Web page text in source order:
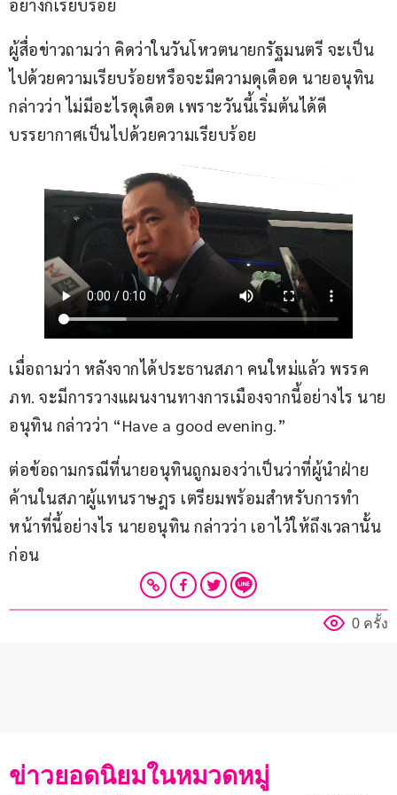
อย่างก็เรียบร้อย
ผู้สื่อข่าวถามว่า คิดว่าในวันโหวตนายกรัฐมนตรี จะเป็น
ไปด้วยความเรียบร้อยหรือจะมีความดุเดือด นายอนุทิน
กล่าวว่า ไม่มีอะไรดุเดือด เพราะวันนี้เริ่มต้นได้ดี
บรรยากาศเป็นไปด้วยความเรียบร้อย
เมื่อถามว่า หลังจากได้ประธานสภา คนใหม่แล้ว พรรค
ภท. จะมีการวางแผนงานทางการเมืองจากนี้อย่างไร นาย
อนุทิน กล่าวว่า “Have a good evening.”
ต่อข้อถามกรณีที่นายอนุทินถูกมองว่าเป็นว่าที่ผู้นำฝ่าย
ค้านในสภาผู้แทนราษฎร เตรียมพร้อมสำหรับการทำ
หน้าที่นี้อย่างไร นายอนุทิน กล่าวว่า เอาไว้ให้ถึงเวลานั้น
ก่อน
0 ครั้ง
ข่าวยอดนิยมในหมวดหมู่